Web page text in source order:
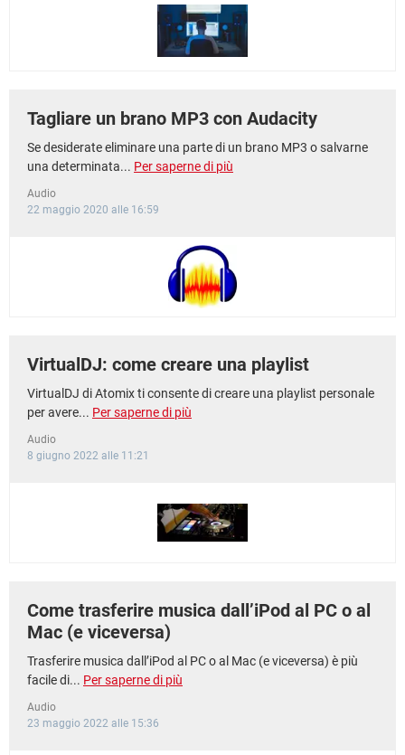
Tagliare un brano MP3 con Audacity
Se desiderate eliminare una parte di un brano MP3 o salvarne
una determinata... Per saperne di più
Audio
22 maggio 2020 alle 16:59
VirtualDJ: come creare una playlist
VirtualDJ di Atomix ti consente di creare una playlist personale
per avere... Per saperne di più
Audio
8 giugno 2022 alle 11:21
Come trasferire musica dall’iPod al PC o al
Mac (e viceversa)
Trasferire musica dall’iPod al PC o al Mac (e viceversa) è più
facile di... Per saperne di più
Audio
23 maggio 2022 alle 15:36